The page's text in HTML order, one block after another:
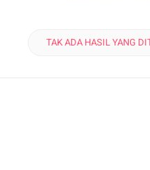
TAK ADA HASIL YANG